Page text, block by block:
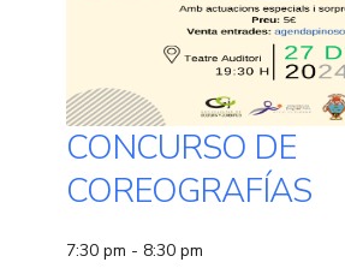
CONCURSO DE
COREOGRAFÍAS
7:30 pm - 8:30 pm